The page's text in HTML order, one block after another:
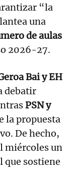
“la
una
de aulas
2026-27.
Bai y EH
debatir
PSN y
la propuesta
De hecho,
miércoles un
que sostiene